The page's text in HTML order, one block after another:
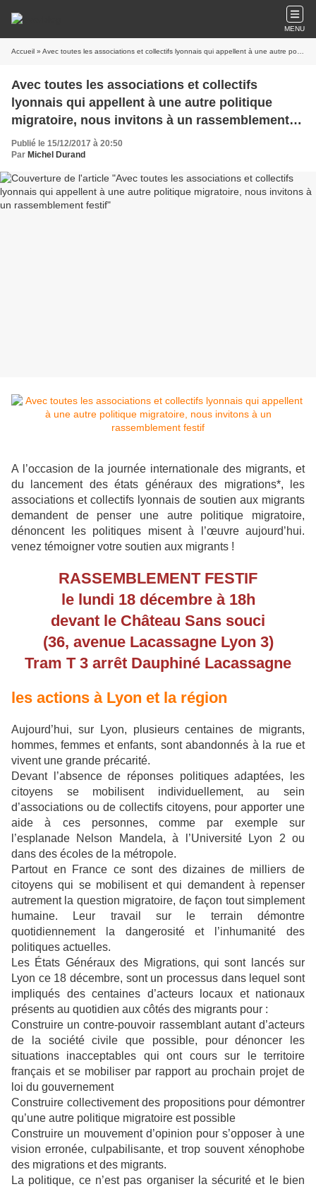
MENU
Accueil » Avec toutes les associations et collectifs lyonnais qui appellent à une autre politique migratoire, nous invitons à un rassemblement festif
Avec toutes les associations et collectifs
lyonnais qui appellent à une autre politique
migratoire, nous invitons à un rassemblement
festif
Publié le 15/12/2017 à 20:50
Par Michel Durand
A l’occasion de la journée internationale des migrants, et
du lancement des états généraux des migrations*, les
associations et collectifs lyonnais de soutien aux migrants
demandent de penser une autre politique migratoire,
dénoncent les politiques misent à l’œuvre aujourd’hui.
venez témoigner votre soutien aux migrants !
RASSEMBLEMENT FESTIF
le lundi 18 décembre à 18h
devant le Château Sans souci
(36, avenue Lacassagne Lyon 3)
Tram T 3 arrêt Dauphiné Lacassagne
les actions à Lyon et la région
Aujourd’hui, sur Lyon, plusieurs centaines de migrants,
hommes, femmes et enfants, sont abandonnés à la rue et
vivent une grande précarité.
Devant l’absence de réponses politiques adaptées, les
citoyens se mobilisent individuellement, au sein
d’associations ou de collectifs citoyens, pour apporter une
aide à ces personnes, comme par exemple sur
l’esplanade Nelson Mandela, à l’Université Lyon 2 ou
dans des écoles de la métropole.
Partout en France ce sont des dizaines de milliers de
citoyens qui se mobilisent et qui demandent à repenser
autrement la question migratoire, de façon tout simplement
humaine. Leur travail sur le terrain démontre
quotidiennement la dangerosité et l’inhumanité des
politiques actuelles.
Les États Généraux des Migrations, qui sont lancés sur
Lyon ce 18 décembre, sont un processus dans lequel sont
impliqués des centaines d’acteurs locaux et nationaux
présents au quotidien aux côtés des migrants pour :
Construire un contre-pouvoir rassemblant autant d’acteurs
de la société civile que possible, pour dénoncer les
situations inacceptables qui ont cours sur le territoire
français et se mobiliser par rapport au prochain projet de
loi du gouvernement
Construire collectivement des propositions pour démontrer
qu’une autre politique migratoire est possible
Construire un mouvement d’opinion pour s’opposer à une
vision erronée, culpabilisante, et trop souvent xénophobe
des migrations et des migrants.
La politique, ce n’est pas organiser la sécurité et le bien